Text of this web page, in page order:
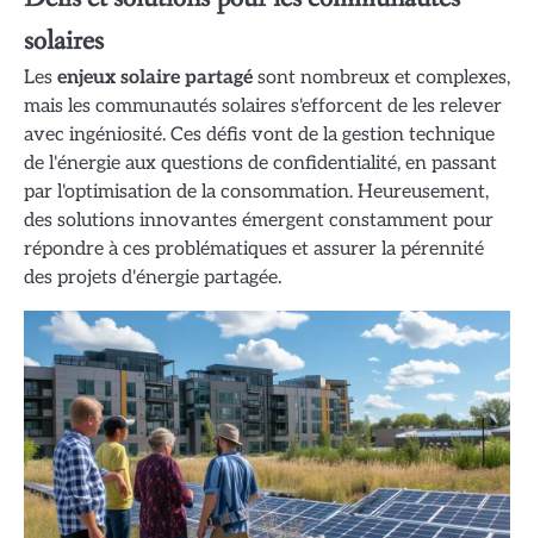
solaires
Les enjeux solaire partagé sont nombreux et complexes,
mais les communautés solaires s'efforcent de les relever
avec ingéniosité. Ces défis vont de la gestion technique
de l'énergie aux questions de confidentialité, en passant
par l'optimisation de la consommation. Heureusement,
des solutions innovantes émergent constamment pour
répondre à ces problématiques et assurer la pérennité
des projets d'énergie partagée.